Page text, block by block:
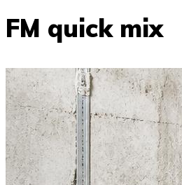
FM quick mix